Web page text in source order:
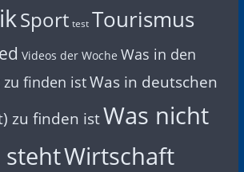
Sport test Tourismus
Videos der Woche Was in den
finden istWas in deutschen
zu finden istWas nicht
stehtWirtschaft